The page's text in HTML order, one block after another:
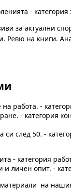
-
за актуални
Ревю на книги.
работа. -
- категория
след 50. -
- категория
и личен опит. -
на